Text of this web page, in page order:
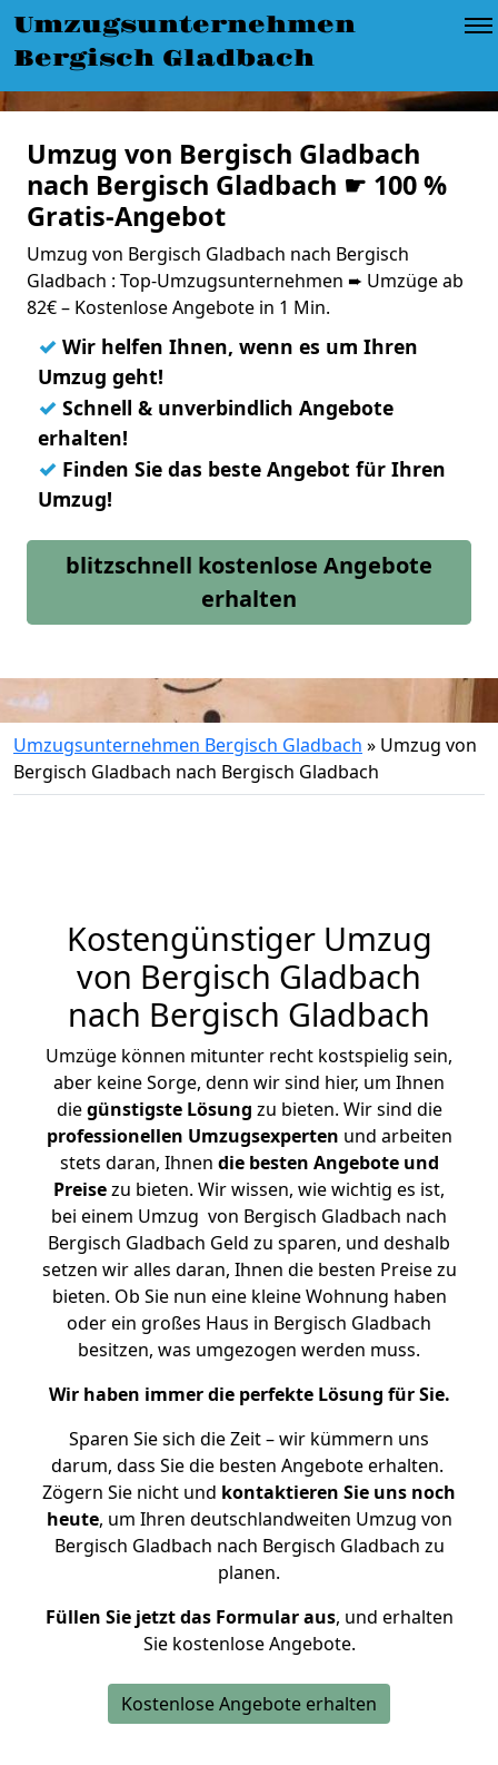
Umzugsunternehmen
Bergisch Gladbach
Umzug von Bergisch Gladbach
nach Bergisch Gladbach ☛ 100 %
Gratis-Angebot
Umzug von Bergisch Gladbach nach Bergisch
Gladbach : Top-Umzugsunternehmen ➨ Umzüge ab
82€ – Kostenlose Angebote in 1 Min.
✓ Wir helfen Ihnen, wenn es um Ihren
Umzug geht!
✓ Schnell & unverbindlich Angebote
erhalten!
✓ Finden Sie das beste Angebot für Ihren
Umzug!
blitzschnell kostenlose Angebote
erhalten
Umzugsunternehmen Bergisch Gladbach » Umzug von
Bergisch Gladbach nach Bergisch Gladbach
Kostengünstiger Umzug
von Bergisch Gladbach
nach Bergisch Gladbach
Umzüge können mitunter recht kostspielig sein,
aber keine Sorge, denn wir sind hier, um Ihnen
diegünstigste Lösung zu bieten. Wir sind die
professionellen Umzugsexperten und arbeiten
stets daran, Ihnen die besten Angebote und
Preisezu bieten. Wir wissen, wie wichtig es ist,
bei einem Umzug von Bergisch Gladbach nach
Bergisch Gladbach Geld zu sparen, und deshalb
setzen wir alles daran, Ihnen die besten Preise zu
bieten. Ob Sie nun eine kleine Wohnung haben
oder ein großes Haus in Bergisch Gladbach
besitzen, was umgezogen werden muss.
Wir haben immer die perfekte Lösung für Sie.
Sparen Sie sich die Zeit – wir kümmern uns
darum, dass Sie die besten Angebote erhalten.
Zögern Sie nicht und kontaktieren Sie uns noch
heute, um Ihren deutschlandweiten Umzug von
Bergisch Gladbach nach Bergisch Gladbach zu
planen.
Füllen Sie jetzt das Formular aus, und erhalten
Sie kostenlose Angebote.
Kostenlose Angebote erhalten